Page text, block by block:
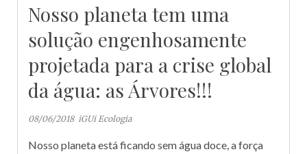
Nosso planeta tem uma
solução engenhosamente
projetada para a crise global
da água: as Árvores!!!
08/06/2018 iGUi Ecologia
Nosso planeta está ficando sem água doce, a força